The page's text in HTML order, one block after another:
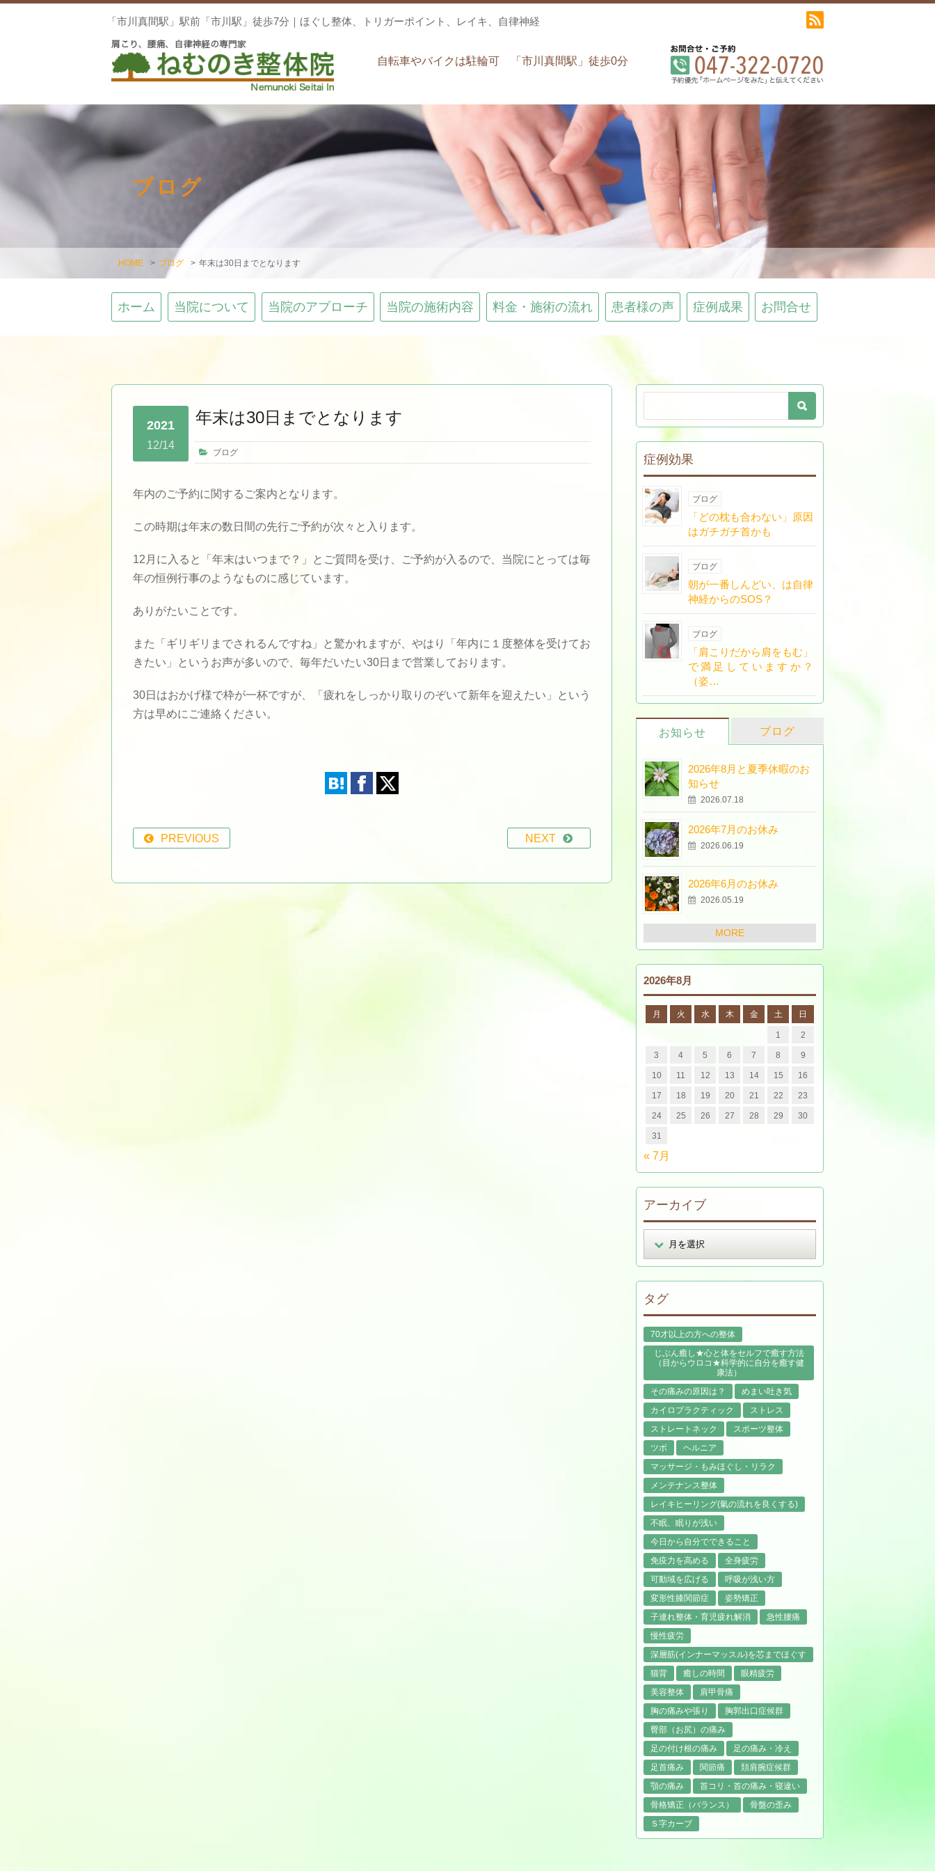
「市川真間駅」駅前「市川駅」徒歩7分｜ほぐし整体、トリガーポイント、レイキ、自律神経
自転車やバイクは駐輪可 「市川真間駅」徒歩0分
ブログ
HOME > ブログ > 年末は30日までとなります
ホーム 当院について 当院のアプローチ 当院の施術内容 料金・施術の流れ 患者様の声 症例成果 お問合せ
2021
12/14
年末は30日までとなります
ブログ
年内のご予約に関するご案内となります。
この時期は年末の数日間の先行ご予約が次々と入ります。
12月に入ると「年末はいつまで？」とご質問を受け、ご予約が入るので、当院にとっては毎
年の恒例行事のようなものに感じています。
ありがたいことです。
また「ギリギリまでされるんですね」と驚かれますが、やはり「年内に１度整体を受けてお
きたい」というお声が多いので、毎年だいたい30日まで営業しております。
30日はおかげ様で枠が一杯ですが、「疲れをしっかり取りのぞいて新年を迎えたい」という
方は早めにご連絡ください。
PREVIOUS NEXT
症例効果
ブログ
「どの枕も合わない」原因
はガチガチ首かも
ブログ
朝が一番しんどい、は自律
神経からのSOS？
ブログ
「肩こりだから肩をもむ」
で満足していますか？
（姿…
お知らせ ブログ
2026年8月と夏季休暇のお
知らせ
2026.07.18
2026年7月のお休み
2026.06.19
2026年6月のお休み
2026.05.19
MORE
2026年8月
月 火 水 木 金 土 日
1 2
3 4 5 6 7 8 9
10 11 12 13 14 15 16
17 18 19 20 21 22 23
24 25 26 27 28 29 30
31
« 7月
アーカイブ
タグ
70才以上の方への整体
じぶん癒し★心と体をセルフで癒す方法
（目からウロコ★科学的に自分を癒す健
康法）
その痛みの原因は？
めまい吐き気
カイロプラクティック
ストレス
ストレートネック
スポーツ整体
ツボ
ヘルニア
マッサージ・もみほぐし・リラク
メンテナンス整体
レイキヒーリング(氣の流れを良くする)
不眠、眠りが浅い
今日から自分でできること
免疫力を高める
全身疲労
可動域を広げる
呼吸が浅い方
変形性膝関節症
姿勢矯正
子連れ整体・育児疲れ解消
急性腰痛
慢性疲労
深層筋(インナーマッスル)を芯までほぐす
猫背
癒しの時間
眼精疲労
美容整体
肩甲骨痛
胸の痛みや張り
胸郭出口症候群
臀部（お尻）の痛み
足の付け根の痛み
足の痛み・冷え
足首痛み
関節痛
頚肩腕症候群
顎の痛み
首コリ・首の痛み・寝違い
骨格矯正（バランス）
骨盤の歪み
Ｓ字カーブ